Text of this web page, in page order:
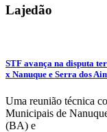
Lajedão
STF avança na disputa
x Nanuque e Serra dos
Uma reunião técnica
Municipais de
(BA) e